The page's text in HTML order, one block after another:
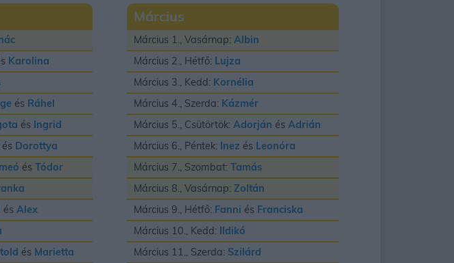
Karolina
és Ráhel
és Ingrid
és Dorottya
és Tódor
és Alex
és Marietta
Március
Március 1., Vasárnap:Albin
Március 2., Hétfő: Lujza
Március 3., Kedd: Kornélia
Március 4., Szerda: Kázmér
Március 5., Csütörtök:Adorján ésAdrián
Március 6., Péntek: Inez és Leonóra
Március 7., Szombat:Tamás
Március 8., Vasárnap: Zoltán
Március 9., Hétfő: Fanni és Franciska
Március 10., Kedd: Ildikó
Március 11., Szerda: Szilárd